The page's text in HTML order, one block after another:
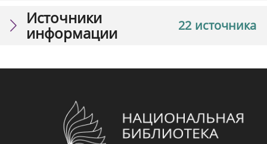
22 источника
Источники
информации